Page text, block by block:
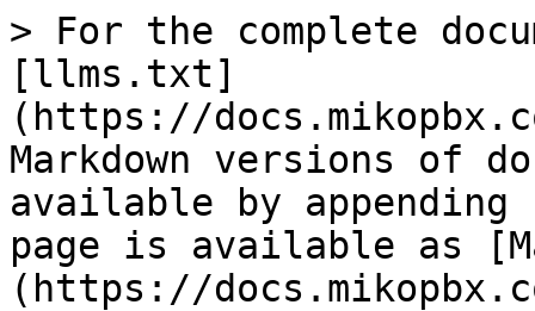
> For the complete
[llms.txt]
(https://
Markdown versions of
available by
page is available as
(https://